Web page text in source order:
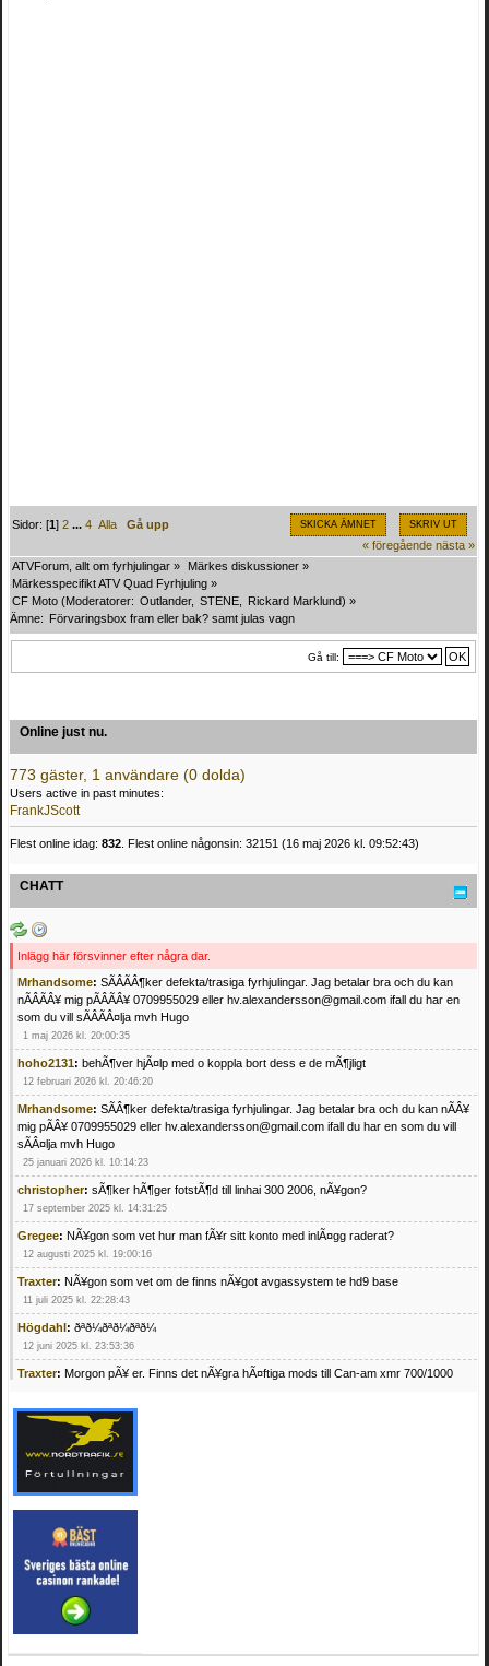
SKICKA ÄMNET SKRIV UT
Sidor: [1]2 ...4 Alla
Gå upp
« föregående nästa »
ATVForum, allt om fyrhjulingar » Märkes diskussioner »
Märkesspecifikt ATV Quad Fyrhjuling »
CF Moto (Moderatorer: Outlander, STENE Rickard Marklund) »
Ämne:
Förvaringsbox fram eller bak? samt julas vagn
Gå till:
Online just nu.
773 gäster, 1 användare (0 dolda)
Users active in past minutes:
FrankJScott
Flest online idag: 832 . Flest online någonsin: 32151 (16 maj 2026 kl. 09:52:43)
CHATT
Inlägg här försvinner efter några dar.
Mrhandsome: SÃÂÃÂ¶ker defekta/trasiga fyrhjulingar. Jag betalar bra och du kan
nÃÂÃÂ¥ mig pÃÂÃÂ¥ 0709955029 eller hv.alexandersson@gmail.com ifall du har en
som du vill sÃÂÃÂ¤lja mvh Hugo
1 maj 2026 kl. 20:00:35
hoho2131: behÃ¶ver hjÃ¤lp med o koppla bort dess e de mÃ¶jligt
12 februari 2026 kl. 20:46:20
Mrhandsome: SÃÂ¶ker defekta/trasiga fyrhjulingar. Jag betalar bra och du kan nÃÂ¥
mig pÃÂ¥ 0709955029 eller hv.alexandersson@gmail.com ifall du har en som du vill
sÃÂ¤lja mvh Hugo
25 januari 2026 kl. 10:14:23
christopher: sÃ¶ker hÃ¶ger fotstÃ¶d till linhai 300 2006, nÃ¥gon?
17 september 2025 kl. 14:31:25
Gregee: NÃ¥gon som vet hur man fÃ¥r sitt konto med inlÃ¤gg raderat?
12 augusti 2025 kl. 19:00:16
Traxter: NÃ¥gon som vet om de finns nÃ¥got avgassystem te hd9 base
11 juli 2025 kl. 22:28:43
Högdahl : ðªð¼ðªð¼ðªð¼
12 juni 2025 kl. 23:53:36
Traxter: Morgon pÃ¥ er. Finns det nÃ¥gra hÃ¤ftiga mods till Can-am xmr 700/1000
Mrhandsome:SÃ¶ker defekta/trasiga fyrhjulingar. Jag betalar bra och du kan nÃ¥ mig
pÃ¥ 0709955029 eller hv.alexandersson@gmail.com ifall du har en som du vill sÃ¤lja
mvh Hugo
21 februari 2025 kl. 09:25:52
4 februari 2025 kl. 19:20:50
Oscar5:44
4 februari 2025 kl. 19:15:36
Greger59:NÃ¤gon som vet har en Cetek 500 EFI
15 januari 2025 kl. 23:49:44
Mrhandsome:SÃÂ¶ker defekta/trasiga fyrhjulingar. Jag betalar bra och du kan nÃÂ¥